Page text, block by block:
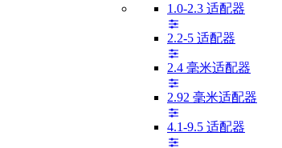
1.0-2.3 适配器
2.2-5 适配器
2.4 毫米适配器
2.92 毫米适配器
4.1-9.5 适配器